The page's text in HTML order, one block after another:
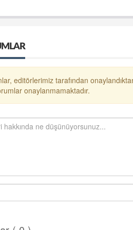
editörlerimiz tarafından
onaylanmamaktadır.